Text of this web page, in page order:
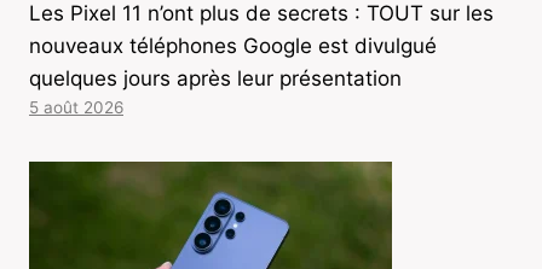
Les Pixel 11 n’ont plus de secrets : TOUT sur les
nouveaux téléphones Google est divulgué
quelques jours après leur présentation
5 août 2026